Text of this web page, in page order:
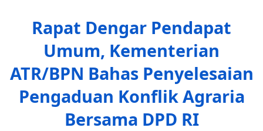
Rapat Dengar Pendapat
Umum, Kementerian
ATR/BPN Bahas Penyelesaian
Pengaduan Konflik Agraria
Bersama DPD RI